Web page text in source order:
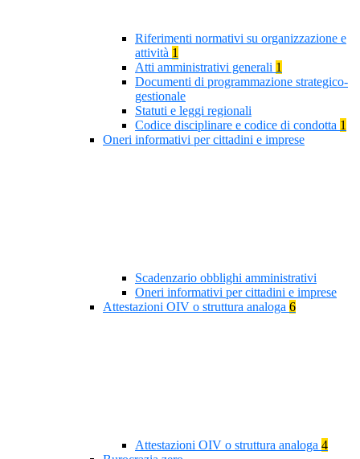
Riferimenti normativi su organizzazione e
attività 1
Atti amministrativi generali 1
Documenti di programmazione strategico-
gestionale
Statuti e leggi regionali
Codice disciplinare e codice di condotta 1
Oneri informativi per cittadini e imprese
Scadenzario obblighi amministrativi
Oneri informativi per cittadini e imprese
Attestazioni OIV o struttura analoga 6
Attestazioni OIV o struttura analoga 4